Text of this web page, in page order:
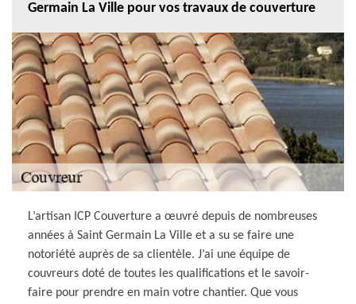
Germain La Ville pour vos travaux de couverture
L’artisan ICP Couverture a œuvré depuis de nombreuses
années à Saint Germain La Ville et a su se faire une
notoriété auprès de sa clientèle. J’ai une équipe de
couvreurs doté de toutes les qualifications et le savoir-
faire pour prendre en main votre chantier. Que vous